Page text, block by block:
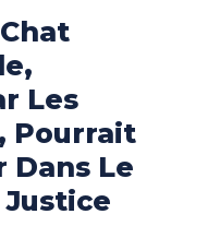
Les
Pourrait
Dans Le
Justice